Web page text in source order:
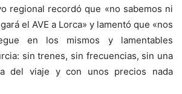
regional recordó que «no sabemos ni
el AVE a Lorca» y lamentó que «nos
en los mismos y lamentables
sin trenes, sin frecuencias, sin una
del viaje y con unos precios nada